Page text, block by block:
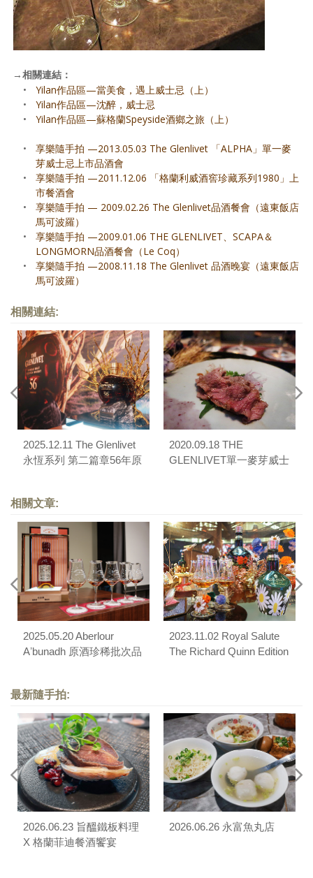
→相關連結：
•
Yilan作品區—當美食，遇上威士忌（上）
•
Yilan作品區—沈醉，威士忌
•
Yilan作品區—蘇格蘭Speyside酒鄉之旅（上）
•
享樂隨手拍 —2013.05.03 The Glenlivet 「ALPHA」單一麥
芽威士忌上市品酒會
•
享樂隨手拍 —2011.12.06 「格蘭利威酒窖珍藏系列1980」上
市餐酒會
•
享樂隨手拍 — 2009.02.26 The Glenlivet品酒餐會（遠東飯店
馬可波羅）
•
享樂隨手拍 —2009.01.06 THE GLENLIVET、SCAPA＆
LONGMORN品酒餐會（Le Coq）
•
享樂隨手拍 —2008.11.18 The Glenlivet 品酒晚宴（遠東飯店
馬可波羅）
相關連結:
2025.12.11 The Glenlivet
永恆系列 第二篇章56年原
2020.09.18 THE
GLENLIVET單一麥芽威士
相關文章:
2025.05.20 Aberlour
Aʼbunadh 原酒珍稀批次品
2023.11.02 Royal Salute
The Richard Quinn Edition
最新隨手拍:
2026.06.23 旨醞鐵板料理
X 格蘭菲迪餐酒饗宴
2026.06.26 永富魚丸店